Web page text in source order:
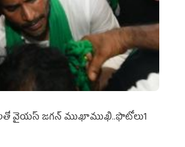
వైయ‌స్ జ‌గ‌న్ ముఖాముఖి..ఫొటోలు1